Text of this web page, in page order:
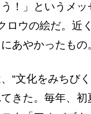
！」というメッ
ロウの絵だ。近
あやかったもの
“文化をみちび
きた。毎年、